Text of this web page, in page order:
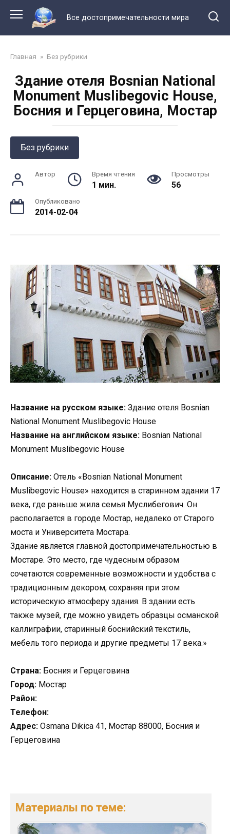
контенту
Все достопримечательности мира
Главная » Без рубрики
Здание отеля Bosnian National
Monument Muslibegovic House,
Босния и Герцеговина, Мостар
Без рубрики
Автор Время чтения
1 мин.
Просмотры
56
Опубликовано
2014-02-04
Название на русском языке: Здание отеля Bosnian
National Monument Muslibegovic House
Название на английском языке: Bosnian National
Monument Muslibegovic House
Описание: Отель «Bosnian National Monument
Muslibegovic House» находится в старинном здании 17
века, где раньше жила семья Муслибегович. Он
располагается в городе Мостар, недалеко от Старого
моста и Университета Мостара.
Здание является главной достопримечательностью в
Мостаре. Это место, где чудесным образом
сочетаются современные возможности и удобства с
традиционным декором, сохраняя при этом
историческую атмосферу здания. В здании есть
также музей, где можно увидеть образцы османской
каллиграфии, старинный боснийский текстиль,
мебель того периода и другие предметы 17 века.»
Страна: Босния и Герцеговина
Город: Мостар
Район:
Телефон:
Адрес: Osmana Dikica 41, Мостар 88000, Босния и
Герцеговина
Материалы по теме: